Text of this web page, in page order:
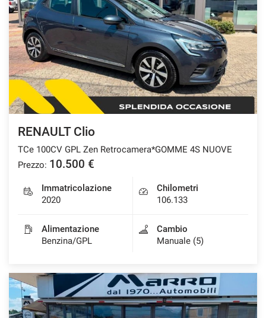
RENAULT Clio
TCe 100CV GPL Zen Retrocamera*GOMME 4S NUOVE
Prezzo: 10.500 €
Immatricolazione
2020
Chilometri
106.133
Alimentazione
Benzina/GPL
Cambio
Manuale (5)